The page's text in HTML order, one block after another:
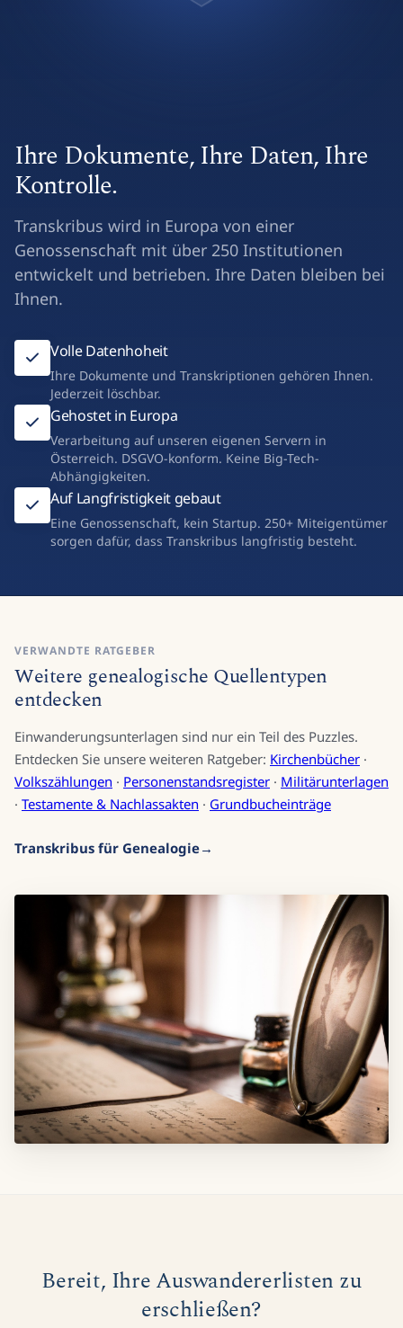
Ihre Dokumente, Ihre Daten, Ihre
Kontrolle.
Transkribus wird in Europa von einer
Genossenschaft mit über 250 Institutionen
entwickelt und betrieben. Ihre Daten bleiben bei
Ihnen.
Volle Datenhoheit
Ihre Dokumente und Transkriptionen gehören Ihnen.
Jederzeit löschbar.
Gehostet in Europa
Verarbeitung auf unseren eigenen Servern in
Österreich. DSGVO-konform. Keine Big-Tech-
Abhängigkeiten.
Auf Langfristigkeit gebaut
Eine Genossenschaft, kein Startup. 250+ Miteigentümer
sorgen dafür, dass Transkribus langfristig besteht.
VERWANDTE RATGEBER
Weitere genealogische Quellentypen
entdecken
Einwanderungsunterlagen sind nur ein Teil des Puzzles.
Entdecken Sie unsere weiteren Ratgeber: Kirchenbücher ·
Volkszählungen · Personenstandsregister · Militärunterlagen
· Testamente & Nachlassakten · Grundbucheinträge
Transkribus für Genealogie
Bereit, Ihre Auswandererlisten zu
erschließen?